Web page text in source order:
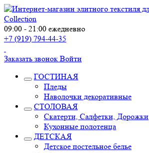
09:00 - 21:00 ежедневно
+7 (919) 794-44-35
Заказать звонок Войти
ГОСТИНАЯ
Пледы
Наволочки декоративные
СТОЛОВАЯ
Скатерти, Салфетки, Дорожки
Кухонные полотенца
ДЕТСКАЯ
Детское постельное белье